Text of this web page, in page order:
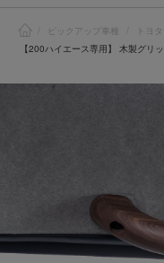
ピックアップ車種 トヨタ
【200ハイエース専用】 木製グリ